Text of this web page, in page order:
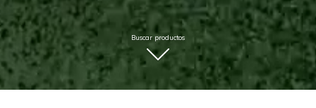
Buscar productos